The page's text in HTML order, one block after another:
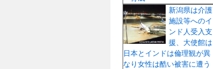
新潟県は介護
施設等へのイ
ンド人受入支
援、大使館は
日本とインドは倫理観が異
なり女性は酷い被害に遭う